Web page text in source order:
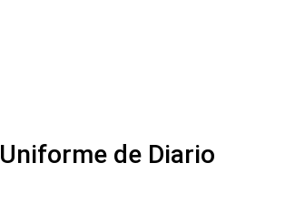
Uniforme de Diario